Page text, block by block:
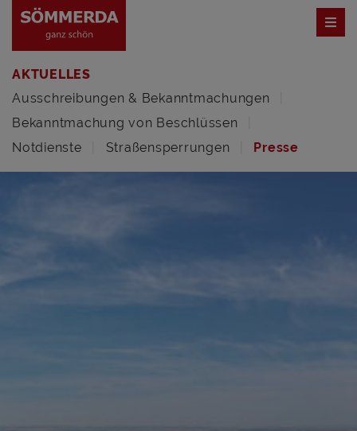
AKTUELLES
Ausschreibungen & Bekanntmachungen
Bekanntmachung von Beschlüssen
Notdienste
Straßensperrungen Presse